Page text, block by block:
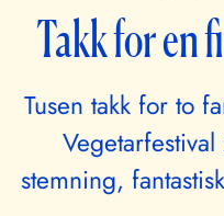
Takk for en
Tusen takk for to
stemning,